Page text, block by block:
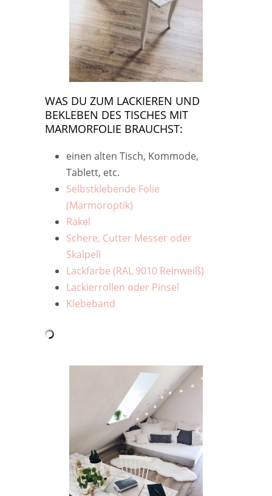
WAS DU ZUM LACKIEREN UND
BEKLEBEN DES TISCHES MIT
MARMORFOLIE BRAUCHST:
einen alten Tisch, Kommode,
Tablett, etc.
Selbstklebende Folie
(Marmoroptik)
Rakel
Schere, Cutter Messer oder
Skalpell
Lackfarbe (RAL 9010 Reinweiß)
Lackierrollen oder Pinsel
Klebeband